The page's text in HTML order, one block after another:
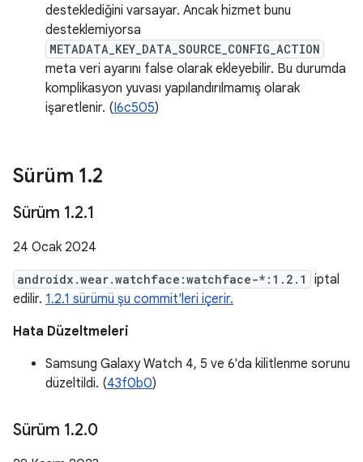
desteklediğini varsayar. Ancak hizmet bunu
desteklemiyorsa
METADATA_KEY_DATA_SOURCE_CONFIG_ACTION
meta veri ayarını false olarak ekleyebilir. Bu durumda
komplikasyon yuvası yapılandırılmamış olarak
işaretlenir. (I6c505)
Sürüm 1.2
Sürüm 1.2.1
24 Ocak 2024
androidx.wear.watchface:watchface-*:1.2.1
iptal
edilir. 1.2.1 sürümü şu commit'leri içerir.
Hata Düzeltmeleri
Samsung Galaxy Watch 4, 5 ve 6'da kilitlenme sorunu
düzeltildi. (43f0b0)
Sürüm 1.2.0